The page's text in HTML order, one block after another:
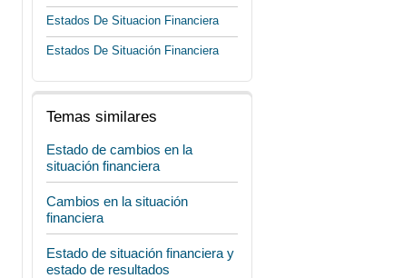
Estados De Situacion Financiera
Estados De Situación Financiera
Temas similares
Estado de cambios en la
situación financiera
Cambios en la situación
financiera
Estado de situación financiera y
estado de resultados